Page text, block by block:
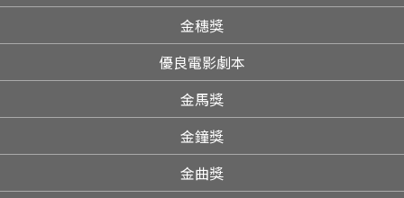
金穗獎
優良電影劇本
金馬獎
金鐘獎
金曲獎